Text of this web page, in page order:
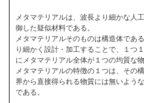
メタマテリアルは、波長より細かな人
御した疑似材料である。
メタマテリアルそのものは構造体であ
り細かく設計・加工することで、１つ
にメタマテリアル全体が１つの均質な
メタマテリアルの特徴の１つは、その
界から直接得られる物質には無いよう
である。